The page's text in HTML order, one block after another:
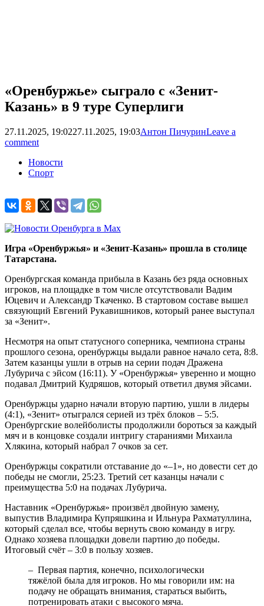
«Оренбуржье» сыграло с «Зенит-
Казань» в 9 туре Суперлиги
27.11.2025, 19:0227.11.2025, 19:03Антон ПичуринLeave a
comment
Новости
Спорт
Игра «Оренбуржья» и «Зенит-Казань» прошла в столице
Татарстана.
Оренбургская команда прибыла в Казань без ряда основных
игроков, на площадке в том числе отсутствовали Вадим
Юцевич и Александр Ткаченко. В стартовом составе вышел
связующий Евгений Рукавишников, который ранее выступал
за «Зенит».
Несмотря на опыт статусного соперника, чемпиона страны
прошлого сезона, оренбуржцы выдали равное начало сета, 8:8.
Затем казанцы ушли в отрыв на серии подач Дражена
Лубурича с эйсом (16:11). У «Оренбуржья» уверенно и мощно
подавал Дмитрий Кудряшов, который ответил двумя эйсами.
Оренбуржцы ударно начали вторую партию, ушли в лидеры
(4:1), «Зенит» отыгрался серией из трёх блоков – 5:5.
Оренбургские волейболисты продолжили бороться за каждый
мяч и в концовке создали интригу стараниями Михаила
Хлякина, который набрал 7 очков за сет.
Оренбуржцы сократили отставание до «–1», но довести сет до
победы не смогли, 25:23. Третий сет казанцы начали с
преимущества 5:0 на подачах Лубурича.
Наставник «Оренбуржья» произвёл двойную замену,
выпустив Владимира Купряшкина и Ильнура Рахматуллина,
который сделал все, чтобы вернуть свою команду в игру.
Однако хозяева площадки довели партию до победы.
Итоговый счёт – 3:0 в пользу хозяев.
– Первая партия, конечно, психологически
тяжёлой была для игроков. Но мы говорили им: на
подачу не обращать внимания, стараться выбить,
потренировать атаки с высокого мяча.